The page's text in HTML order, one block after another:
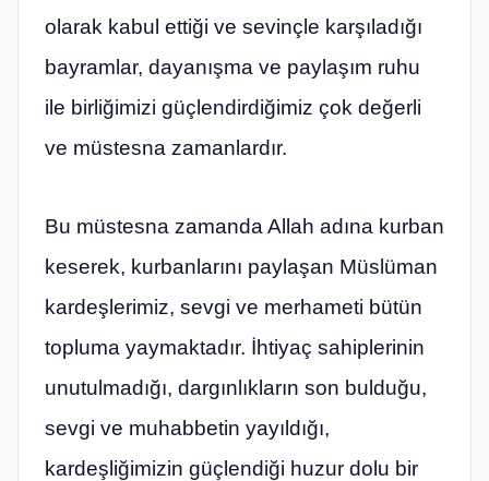
olarak kabul ettiği ve sevinçle karşıladığı
bayramlar, dayanışma ve paylaşım ruhu
ile birliğimizi güçlendirdiğimiz çok değerli
ve müstesna zamanlardır.
Bu müstesna zamanda Allah adına kurban
keserek, kurbanlarını paylaşan Müslüman
kardeşlerimiz, sevgi ve merhameti bütün
topluma yaymaktadır. İhtiyaç sahiplerinin
unutulmadığı, dargınlıkların son bulduğu,
sevgi ve muhabbetin yayıldığı,
kardeşliğimizin güçlendiği huzur dolu bir